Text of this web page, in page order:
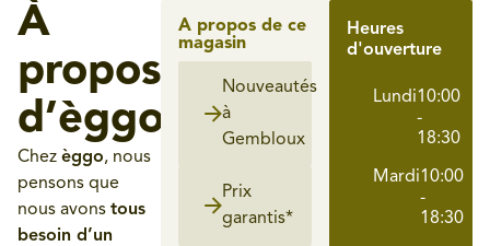
À
propos
d’èggo
Chez èggo, nous
pensons que
nous avons tous
besoin d’un
A propos de ce
magasin
Nouveautés
à
Gembloux
Prix
garantis*
Heures
d'ouverture
Lundi10:00
-
18:30
Mardi10:00
-
18:30